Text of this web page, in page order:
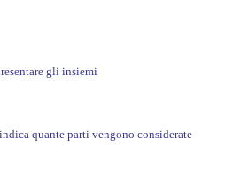
gli insiemi
quante parti vengono considerate